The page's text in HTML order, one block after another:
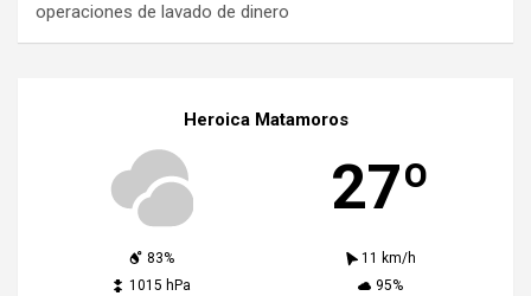
operaciones de lavado de dinero
Heroica Matamoros
27º
83%
11 km/h
1015 hPa
95%